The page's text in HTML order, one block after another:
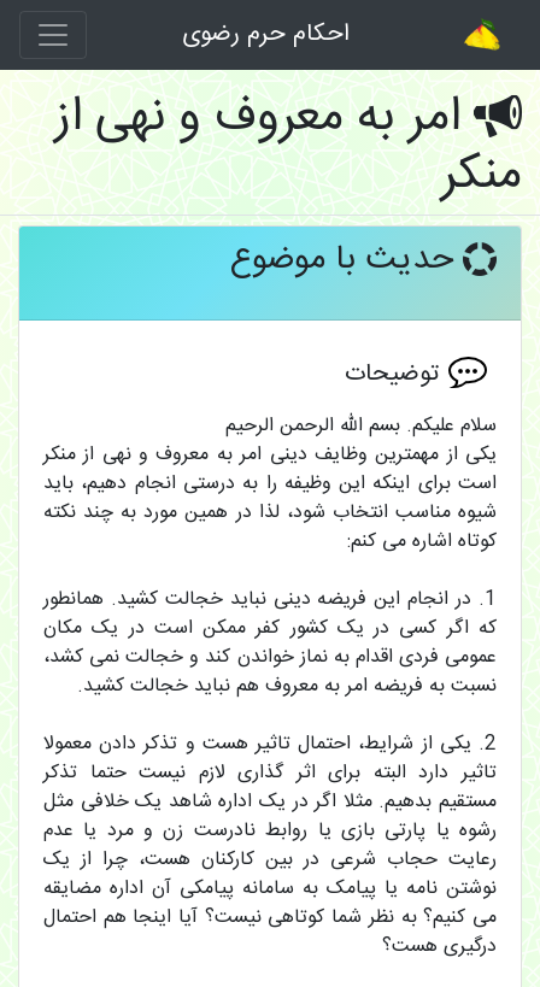
احکام حرم رضوی
امر به معروف و نهی از
منکر
حدیث با موضوع
توضیحات
سلام علیکم. بسم الله الرحمن الرحیم
یکی از مهمترین وظایف دینی امر به معروف و نهی از منکر
است برای اینکه این وظیفه را به درستی انجام دهیم، باید
شیوه مناسب انتخاب شود، لذا در همین مورد به چند نکته
کوتاه اشاره می کنم:
1. در انجام این فریضه دینی نباید خجالت کشید. همانطور
که اگر کسی در یک کشور کفر ممکن است در یک مکان
عمومی فردی اقدام به نماز خواندن کند و خجالت نمی کشد،
نسبت به فریضه امر به معروف هم نباید خجالت کشید.
2. یکی از شرایط، احتمال تاثیر هست و تذکر دادن معمولا
تاثیر دارد البته برای اثر گذاری لازم نیست حتما تذکر
مستقیم بدهیم. مثلا اگر در یک اداره شاهد یک خلافی مثل
رشوه یا پارتی بازی یا روابط نادرست زن و مرد یا عدم
رعایت حجاب شرعی در بین کارکنان هست، چرا از یک
نوشتن نامه یا پیامک به سامانه پیامکی آن اداره مضایقه
می کنیم؟ به نظر شما کوتاهی نیست؟ آیا اینجا هم احتمال
درگیری هست؟